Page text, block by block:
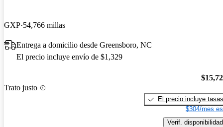
GXP 54,766 millas
Entrega a domicilio desde Greensboro, NC
El precio incluye envío de $1,329
Trato justo
El precio incluye tasas
$304/mes
Verif. disponibilidad